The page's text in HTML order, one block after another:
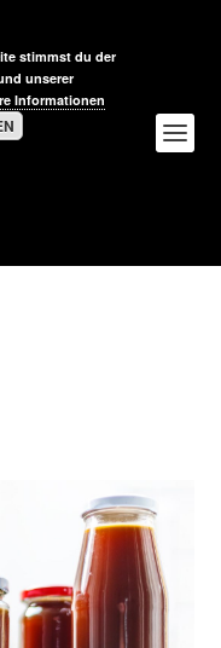
stimmst du der
unserer
Informationen